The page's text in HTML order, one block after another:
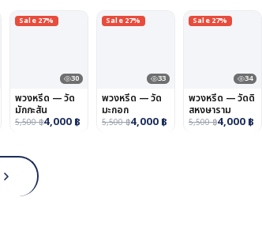
Sale 27%
30
พวงหรีด — วัด
มักกะสัน
5,500฿4,000 ฿
Sale 27%
33
พวงหรีด — วัด
มะกอก
5,500฿4,000 ฿
Sale 27%
34
พวงหรีด — วัดดิ
สหงษาราม
5,500฿4,000 ฿